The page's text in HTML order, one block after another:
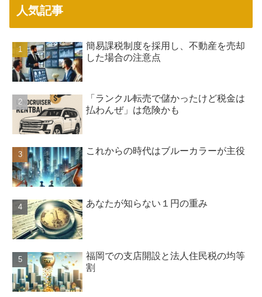
人気記事
簡易課税制度を採用し、不動産を売却
した場合の注意点
「ランクル転売で儲かったけど税金は
払わんぜ」は危険かも
これからの時代はブルーカラーが主役
あなたが知らない１円の重み
福岡での支店開設と法人住民税の均等
割